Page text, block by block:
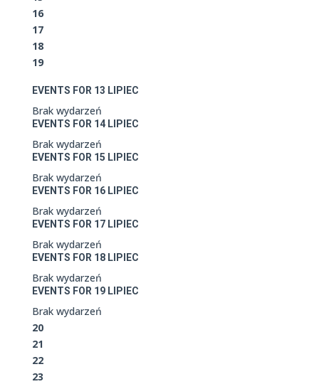
16
17
18
19
EVENTS FOR 13 LIPIEC
Brak wydarzeń
EVENTS FOR 14LIPIEC
Brak wydarzeń
EVENTS FOR 15 LIPIEC
Brak wydarzeń
EVENTS FOR 16LIPIEC
Brak wydarzeń
EVENTS FOR 17LIPIEC
Brak wydarzeń
EVENTS FOR 18LIPIEC
Brak wydarzeń
EVENTS FOR 19LIPIEC
Brak wydarzeń
20
21
22
23